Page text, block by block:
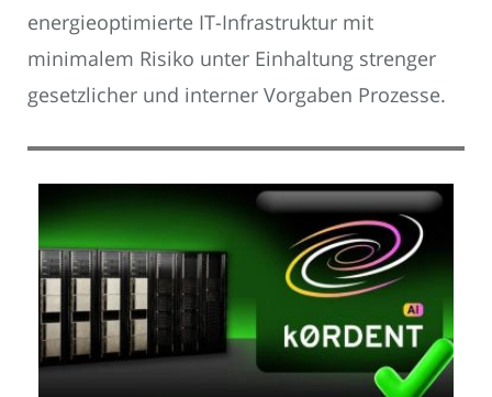
energieoptimierte IT-Infrastruktur mit
minimalem Risiko unter Einhaltung strenger
gesetzlicher und interner Vorgaben Prozesse.